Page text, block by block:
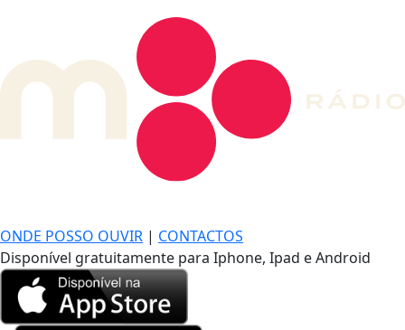
ONDE POSSO OUVIR | CONTACTOS
Disponível gratuitamente para Iphone, Ipad e Android